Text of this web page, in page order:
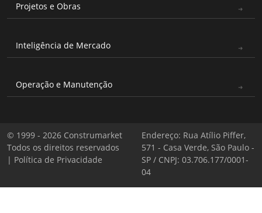
Projetos e Obras
Inteligência de Mercado
Operação e Manutenção
© 1999 - 2026 Construmarket
Todos os direitos reservados
| Política de Privacidade
Endereço: Rua Atílio Piffer,
571 - Casa Verde, São Paulo -
SP / CNPJ: 03.706.177/0001-
04